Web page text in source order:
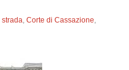
strada,Corte di Cassazione,